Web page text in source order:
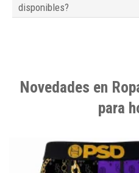
disponibles?
Novedades en
para